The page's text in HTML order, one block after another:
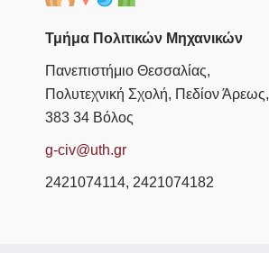
Τμήμα Πολιτικών Μηχανικών
Πανεπιστήμιο Θεσσαλίας,
Πολυτεχνική Σχολή, Πεδίον Άρεως,
383 34 Βόλος
g-civ@uth.gr
2421074114, 2421074182